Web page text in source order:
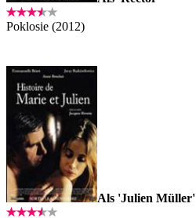
Poklosie (2012)
Als 'Julien Müller'